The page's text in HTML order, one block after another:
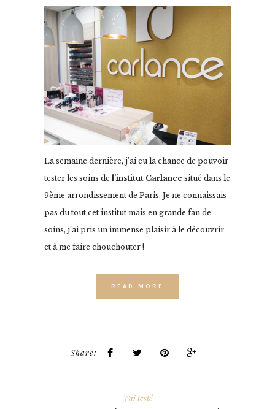
La semaine dernière, j’ai eu la chance de pouvoir
tester les soins de l’institut Carlance situé dans le
9ème arrondissement de Paris. Je ne connaissais
pas du tout cet institut mais en grande fan de
soins, j’ai pris un immense plaisir à le découvrir
et à me faire chouchouter !
READ MORE
Share:
J'ai testé